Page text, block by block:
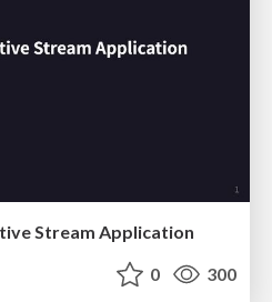
Stream Application
0 300